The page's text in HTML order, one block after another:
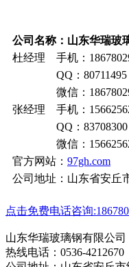
公司名称：山东华瑞玻
杜经理 手机：
QQ：80711495
微信：
张经理 手机：
QQ：83708300
微信：
官方网站： 97gh.com
公司地址：山东省安丘
点击免费电话咨询
山东华瑞玻璃钢有限公
热线电话：0536-